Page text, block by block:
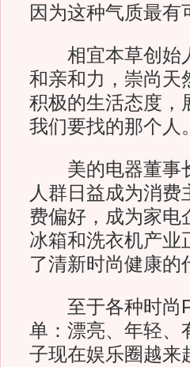
因为这种气质最有
相宜本草创始人
和亲和力，崇尚天
积极的生活态度，
我们要找的那个人
美的电器董事长
人群日益成为消
费偏好，成为家电
冰箱和洗衣机产业
了清新时尚健康的
至于各种时尚
单：漂亮、年轻、
子现在娱乐圈越来